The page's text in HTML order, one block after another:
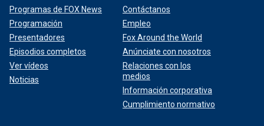
Programas de FOX News
Programación
Presentadores
Episodios completos
Ver vídeos
Noticias
Contáctanos
Empleo
Fox Around the World
Anúnciate con nosotros
Relaciones con los
medios
Información corporativa
Cumplimiento normativo